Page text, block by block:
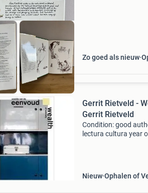
Zo goed als nieuw
Gerrit Rietveld -
Gerrit Rietveld
Condition: good
lectura cultura year
Nieuw Ophalen of